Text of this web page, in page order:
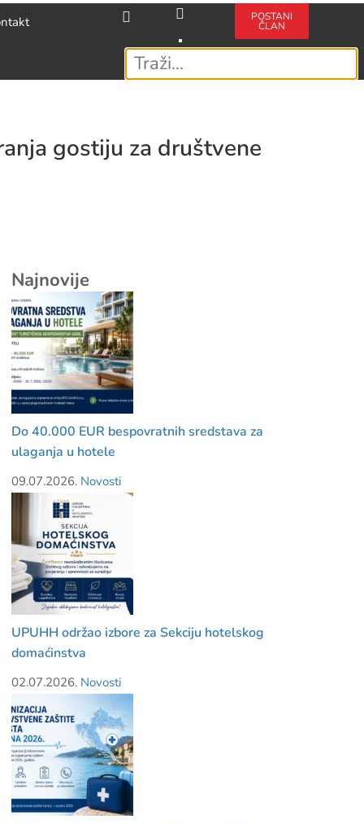
POSTANI
ČLAN
gostiju za društvene
Najnovije
Do 40.000 EUR bespovratnih sredstava za
ulaganja u hotele
09.07.2026. Novosti
UPUHH održao izbore za Sekciju hotelskog
domaćinstva
02.07.2026. Novosti